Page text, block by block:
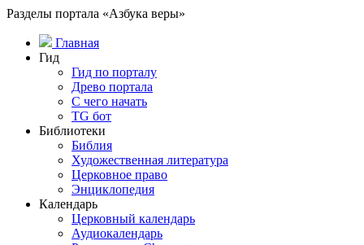
Разделы портала «Азбука веры»
Главная
Гид
Гид по порталу
Древо портала
С чего начать
TG бот
Библиотеки
Библия
Художественная литература
Церковное право
Энциклопедия
Календарь
Церковный календарь
Аудиокалендарь